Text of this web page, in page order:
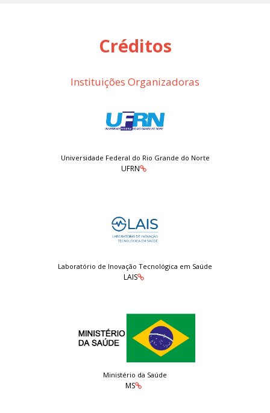
Créditos
Instituições Organizadoras
Universidade Federal do Rio Grande do Norte
UFRN
Laboratório de Inovação Tecnológica em Saúde
LAIS
Ministério da Saúde
MS